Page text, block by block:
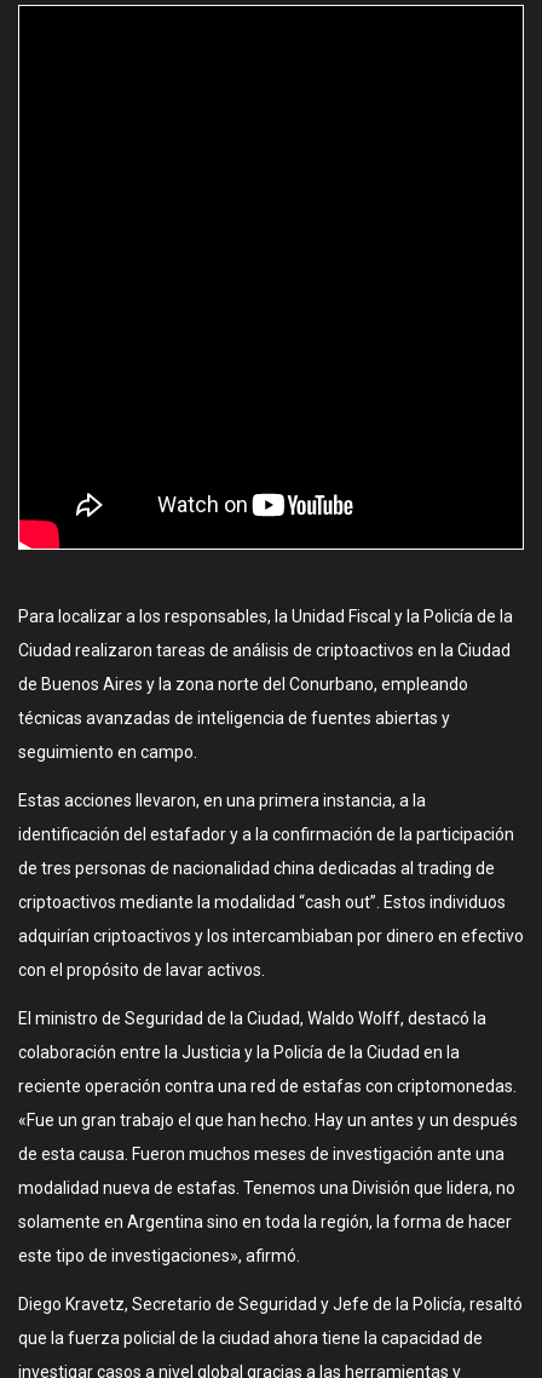
Para localizar a los responsables, la Unidad Fiscal y la Policía de la
Ciudad realizaron tareas de análisis de criptoactivos en la Ciudad
de Buenos Aires y la zona norte del Conurbano, empleando
técnicas avanzadas de inteligencia de fuentes abiertas y
seguimiento en campo.
Estas acciones llevaron, en una primera instancia, a la
identificación del estafador y a la confirmación de la participación
de tres personas de nacionalidad china dedicadas al trading de
criptoactivos mediante la modalidad “cash out”. Estos individuos
adquirían criptoactivos y los intercambiaban por dinero en efectivo
con el propósito de lavar activos.
El ministro de Seguridad de la Ciudad, Waldo Wolff, destacó la
colaboración entre la Justicia y la Policía de la Ciudad en la
reciente operación contra una red de estafas con criptomonedas.
«Fue un gran trabajo el que han hecho. Hay un antes y un después
de esta causa. Fueron muchos meses de investigación ante una
modalidad nueva de estafas. Tenemos una División que lidera, no
solamente en Argentina sino en toda la región, la forma de hacer
este tipo de investigaciones», afirmó.
Diego Kravetz, Secretario de Seguridad y Jefe de la Policía, resaltó
que la fuerza policial de la ciudad ahora tiene la capacidad de
investigar casos a nivel global gracias a las herramientas y